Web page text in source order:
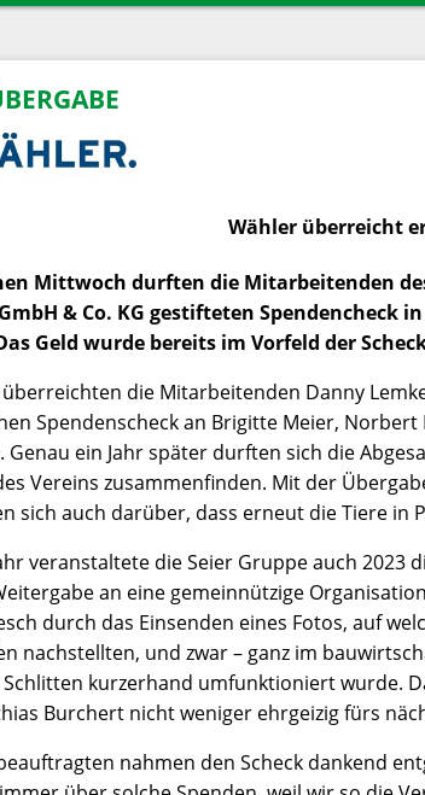
Pinnwand
Wähler überreicht
Mittwoch durften die Mitarbeitenden
& Co. KG gestifteten Spendencheck
Geld wurde bereits im Vorfeld der
überreichten die Mitarbeitenden Danny
Spendenscheck an Brigitte Meier,
Genau ein Jahr später durften sich die
Vereins zusammenfinden. Mit der
sich auch darüber, dass erneut die Tiere
veranstaltete die Seier Gruppe auch
an eine gemeinnützige
durch das Einsenden eines Fotos, auf
nachstellten, und zwar – ganz im
kurzerhand umfunktioniert wurde.
Burchert nicht weniger ehrgeizig fürs
nahmen den Scheck dankend